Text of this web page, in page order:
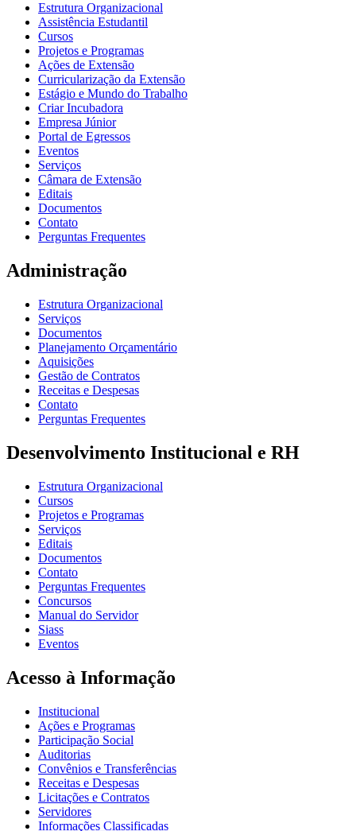
Estrutura Organizacional
Assistência Estudantil
Cursos
Projetos e Programas
Ações de Extensão
Curricularização da Extensão
Estágio e Mundo do Trabalho
Criar Incubadora
Empresa Júnior
Portal de Egressos
Eventos
Serviços
Câmara de Extensão
Editais
Documentos
Contato
Perguntas Frequentes
Administração
Estrutura Organizacional
Serviços
Documentos
Planejamento Orçamentário
Aquisições
Gestão de Contratos
Receitas e Despesas
Contato
Perguntas Frequentes
Desenvolvimento Institucional e RH
Estrutura Organizacional
Cursos
Projetos e Programas
Serviços
Editais
Documentos
Contato
Perguntas Frequentes
Concursos
Manual do Servidor
Siass
Eventos
Acesso à Informação
Institucional
Ações e Programas
Participação Social
Auditorias
Convênios e Transferências
Receitas e Despesas
Licitações e Contratos
Servidores
Informações Classificadas